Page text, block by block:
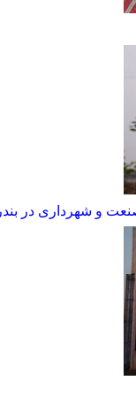
صنعت و شهرداری در